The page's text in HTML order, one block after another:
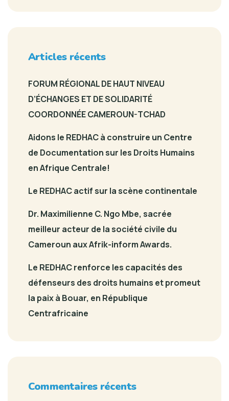
Articles récents
FORUM RÉGIONAL DE HAUT NIVEAU
D’ÉCHANGES ET DE SOLIDARITÉ
COORDONNÉE CAMEROUN-TCHAD
Aidons le REDHAC à construire un Centre
de Documentation sur les Droits Humains
en Afrique Centrale!
Le REDHAC actif sur la scène continentale
Dr. Maximilienne C. Ngo Mbe, sacrée
meilleur acteur de la société civile du
Cameroun aux Afrik-inform Awards.
Le REDHAC renforce les capacités des
défenseurs des droits humains et promeut
la paix à Bouar, en République
Centrafricaine
Commentaires récents